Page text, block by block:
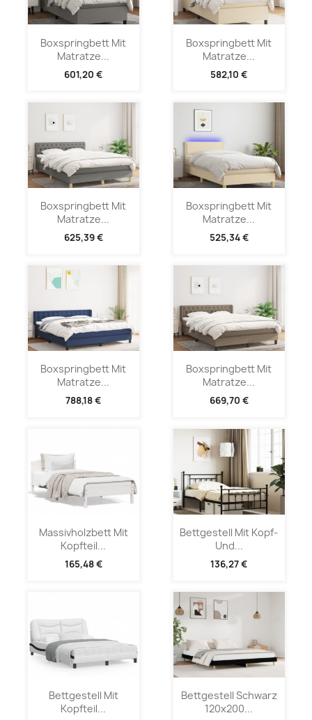
Boxspringbett Mit
Matratze...
601,20 €
Boxspringbett Mit
Matratze...
582,10 €
Boxspringbett Mit
Matratze...
625,39 €
Boxspringbett Mit
Matratze...
525,34 €
Boxspringbett Mit
Matratze...
788,18 €
Boxspringbett Mit
Matratze...
669,70 €
Massivholzbett Mit
Kopfteil...
165,48 €
Bettgestell Mit Kopf-
Und...
136,27 €
Bettgestell Mit
Kopfteil...
Bettgestell Schwarz
120x200...